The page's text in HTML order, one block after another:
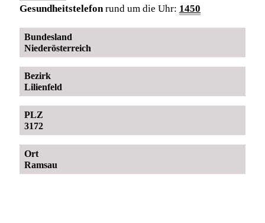
Gesundheitstelefon rund um die Uhr: 1450
Bundesland
Niederösterreich
Bezirk
Lilienfeld
PLZ
3172
Ort
Ramsau